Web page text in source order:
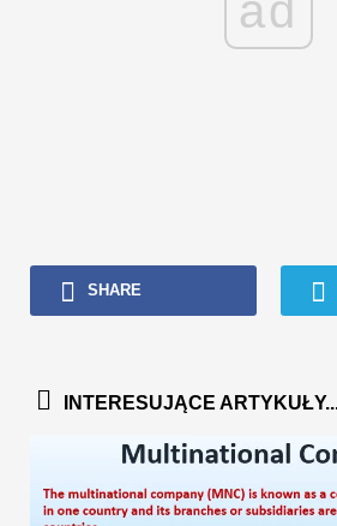
SHARE
INTERESUJĄCE